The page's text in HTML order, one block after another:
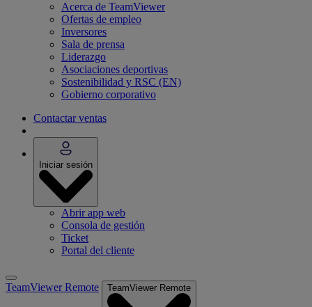
Acerca de TeamViewer
Ofertas de empleo
Inversores
Sala de prensa
Liderazgo
Asociaciones deportivas
Sostenibilidad y RSC (EN)
Gobierno corporativo
Contactar ventas
Iniciar sesión
Abrir app web
Consola de gestión
Ticket
Portal del cliente
TeamViewer Remote TeamViewer Remote